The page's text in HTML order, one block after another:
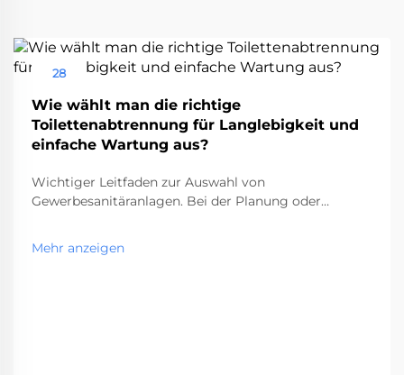
28
Wie wählt man die richtige
Toilettenabtrennung für Langlebigkeit und
einfache Wartung aus?
Wichtiger Leitfaden zur Auswahl von
Gewerbesanitäranlagen. Bei der Planung oder
der richtigen Toilettenkabine eine entscheidende
Entscheidung, die sowohl die Funktionalität als auch
Mehr anzeigen